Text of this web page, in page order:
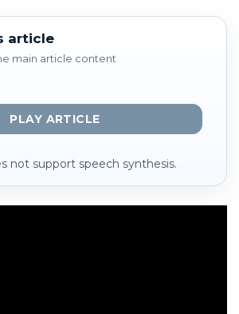
article
main article content
PLAY ARTICLE
not support speech synthesis.